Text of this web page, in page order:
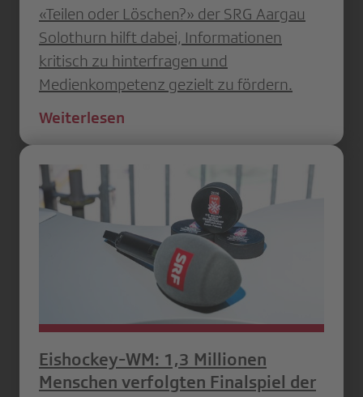
«Teilen oder Löschen?» der SRG Aargau
Solothurn hilft dabei, Informationen
kritisch zu hinterfragen und
Medienkompetenz gezielt zu fördern.
Weiterlesen
Eishockey-WM: 1,3 Millionen
Menschen verfolgten Finalspiel der